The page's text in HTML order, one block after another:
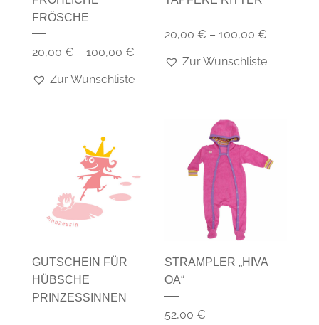
FRÖSCHE
20,00 € – 100,00 €
Zur Wunschliste
20,00€ –100,00€
Zur Wunschliste
GUTSCHEIN FÜR
HÜBSCHE
PRINZESSINNEN
STRAMPLER „HIVA
OA“
52,00€